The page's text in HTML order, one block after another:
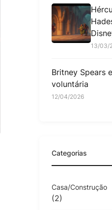
13/03/
Britney Spears
voluntária
12/04/2026
Categorias
Casa/Construção
(2)